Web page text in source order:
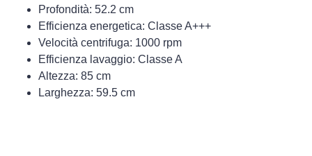
Profondità: 52.2 cm
Efficienza energetica: Classe A+++
Velocità centrifuga: 1000 rpm
Efficienza lavaggio: Classe A
Altezza: 85 cm
Larghezza: 59.5 cm